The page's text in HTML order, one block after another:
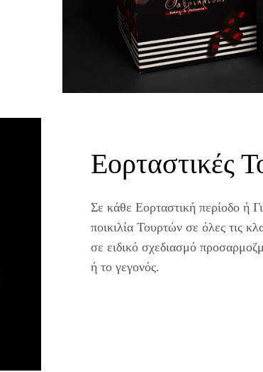
Εορταστικές
Σε κάθε Εορταστική περίοδο ή
ποικιλία Τουρτών σε όλες τις
σε ειδικό σχεδιασμό
ή το γεγονός.